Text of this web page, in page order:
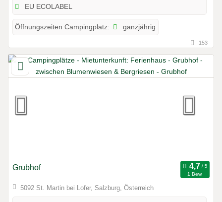
EU ECOLABEL
Öffnungszeiten Campingplatz: ganzjährig
153
Grubhof
1 Bew.
5092 St. Martin bei Lofer, Salzburg, Österreich